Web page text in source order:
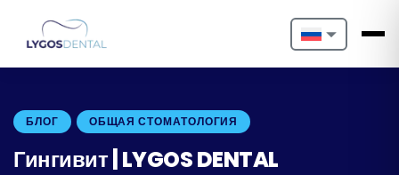
Nederlands
БЛОГ ОБЩАЯ СТОМАТОЛОГИЯ
Гингивит | LYGOS DENTAL